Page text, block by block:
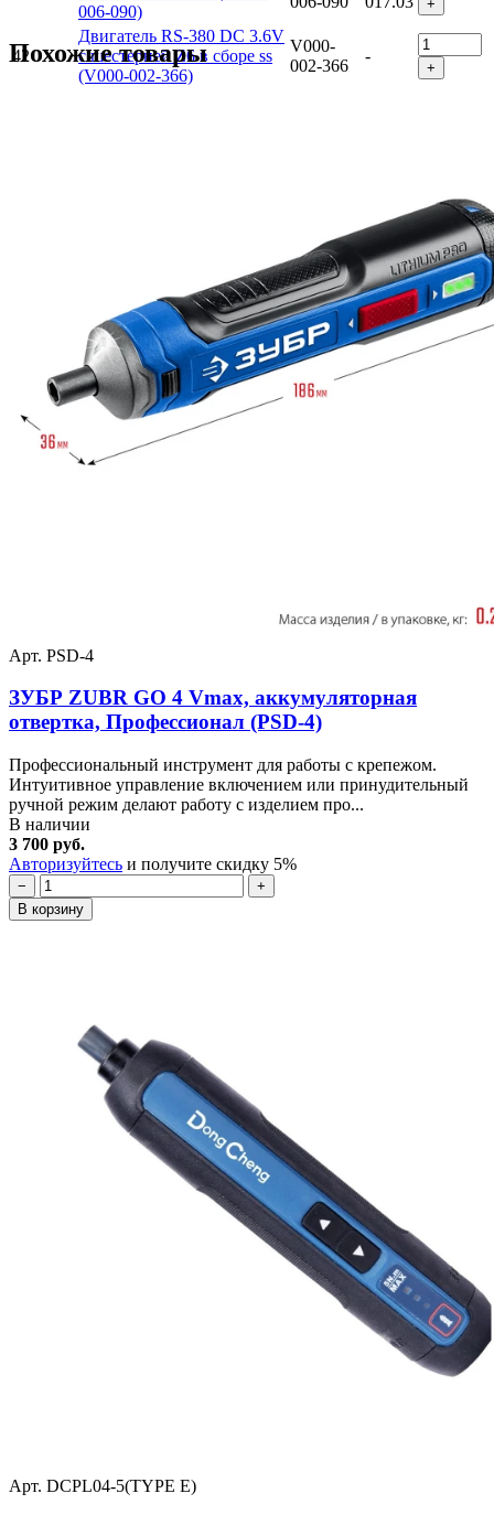
006-090)
+
42
Двигатель RS-380 DC 3.6V
с шестерней Z6 в сборе ss
(V000-002-366)
V000-
002-366
-
+
Похожие товары
Арт. PSD-4
ЗУБР ZUBR GO 4 Vmax, аккумуляторная
отвертка, Профессионал (PSD-4)
Профессиональный инструмент для работы с крепежом.
Интуитивное управление включением или принудительный
ручной режим делают работу с изделием про...
В наличии
3 700 руб.
Авторизуйтесь и получите скидку 5%
−
+
В корзину
Арт. DCPL04-5(TYPE E)